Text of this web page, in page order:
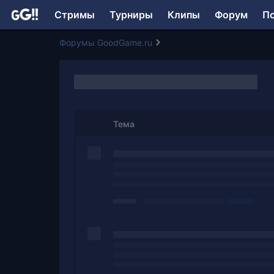
Стримы Турниры Клипы Форум
Форумы GoodGame.ru
Тема